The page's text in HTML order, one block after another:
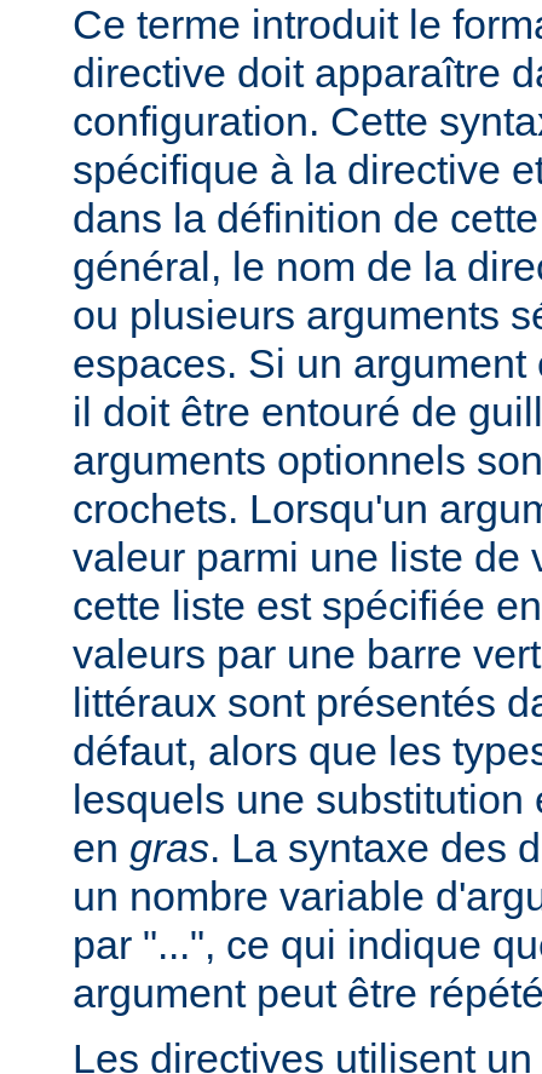
Ce terme introduit le
directive doit apparaître
configuration. Cette
spécifique à la directive
dans la définition de
général, le nom de la
ou plusieurs arguments
espaces. Si un
il doit être entouré de
arguments optionnels
crochets. Lorsqu'un
valeur parmi une liste de
cette liste est spécifiée
valeurs par une barre
littéraux sont présentés
défaut, alors que les
lesquels une substitution
en gras. La syntaxe des
un nombre variable
par "...", ce qui indique
argument peut être
Les directives utilisent